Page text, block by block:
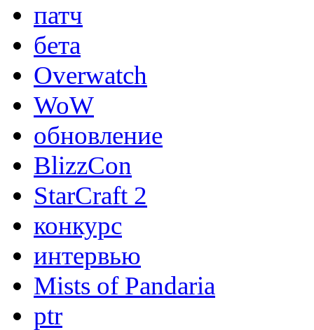
патч
бета
Overwatch
WoW
обновление
BlizzCon
StarCraft 2
конкурс
интервью
Mists of Pandaria
ptr